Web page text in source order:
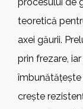
teoretică
axei găurii.
prin frezare,
îmbunătățește
crește